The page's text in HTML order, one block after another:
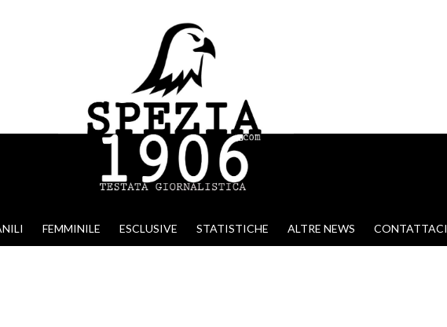
FEMMINILE ESCLUSIVE STATISTICHE ALTRE NEWS CONTATTACI